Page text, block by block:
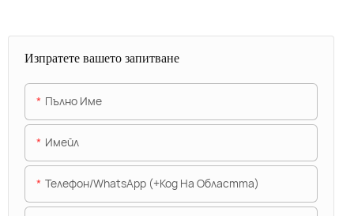
Изпратете вашето запитване
Пълно Име
Имейл
Телефон/WhatsApp (+Код На Областта)